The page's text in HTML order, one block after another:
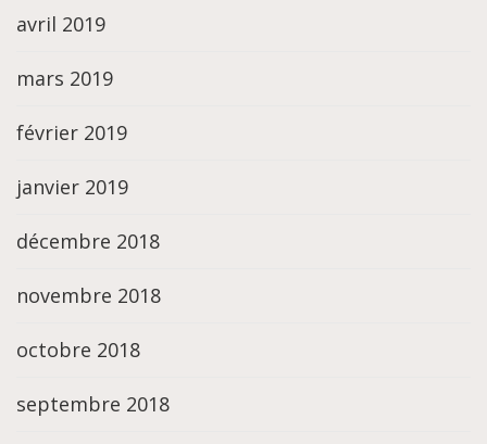
avril 2019
mars 2019
février 2019
janvier 2019
décembre 2018
novembre 2018
octobre 2018
septembre 2018